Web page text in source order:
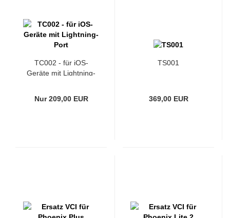
TC002 - für iOS-
Geräte mit Lightning-
Nur 209,00 EUR
TS001
369,00 EUR